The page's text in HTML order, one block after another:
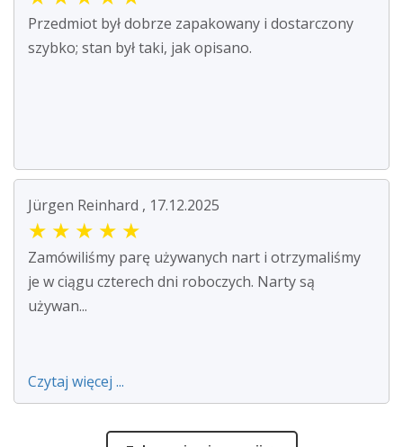
Przedmiot był dobrze zapakowany i dostarczony
szybko; stan był taki, jak opisano.
Jürgen Reinhard , 17.12.2025
★ ★ ★ ★ ★
Zamówiliśmy parę używanych nart i otrzymaliśmy
je w ciągu czterech dni roboczych. Narty są
używan...
Czytaj więcej ...